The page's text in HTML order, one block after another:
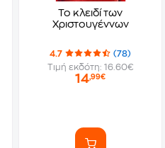
Το κλειδί των
Χριστουγέννων
4.7
(78)
Τιμή εκδότη: 16.60€
14,99€